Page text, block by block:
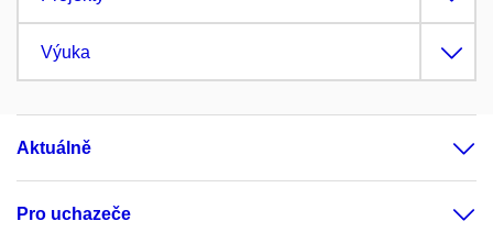
Výuka
Aktuálně
Pro uchazeče